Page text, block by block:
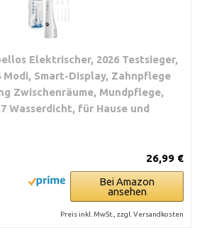
Elektrischer, 2026 Testsieger,
Modi, Smart-Display, Zahnpflege
Zwischenräume, Mundpflege,
Wasserdicht, für Hause und
26,99 €
Bei Amazon
ansehen
Preis inkl. MwSt., zzgl. Versandkosten